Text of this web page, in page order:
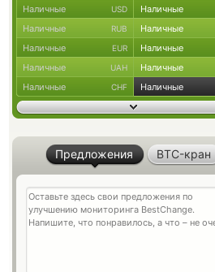
Наличные USD Наличные
Наличные RUB Наличные
Наличные EUR Наличные
Наличные UAH Наличные
Наличные CHF Наличные
Предложения BTC-кран